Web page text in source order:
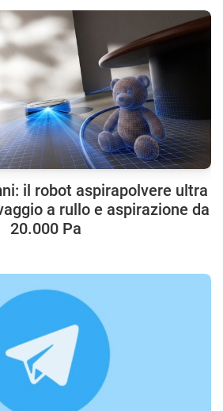
il robot aspirapolvere ultra
a rullo e aspirazione da
20.000 Pa